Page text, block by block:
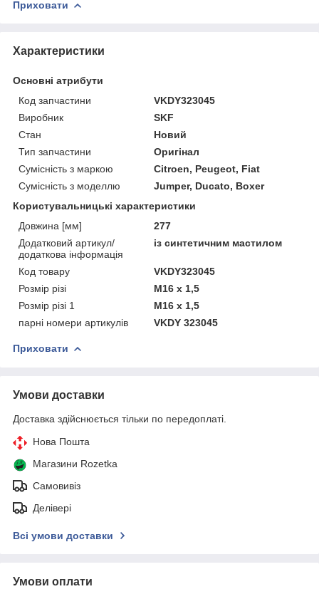
Приховати
Характеристики
Основні атрибути
Код запчастини
VKDY323045
Виробник
SKF
Стан
Новий
Тип запчастини
Оригінал
Сумісність з маркою
Citroen, Peugeot, Fiat
Сумісність з моделлю
Jumper, Ducato, Boxer
Користувальницькі характеристики
Довжина [мм]
277
Додатковий артикул/
додаткова інформація
із синтетичним мастилом
Код товару
VKDY323045
Розмір різі
M16 x 1,5
Розмір різі 1
M16 x 1,5
парні номери артикулів
VKDY 323045
Приховати
Умови доставки
Доставка здійснюється тільки по передоплаті.
Нова Пошта
Магазини Rozetka
Самовивіз
Делівері
Всі умови доставки
Умови оплати